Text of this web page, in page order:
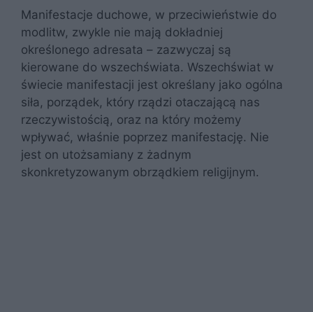
Manifestacje duchowe, w przeciwieństwie do
modlitw, zwykle nie mają dokładniej
określonego adresata – zazwyczaj są
kierowane do wszechświata. Wszechświat w
świecie manifestacji jest określany jako ogólna
siła, porządek, który rządzi otaczającą nas
rzeczywistością, oraz na który możemy
wpływać, właśnie poprzez manifestację. Nie
jest on utożsamiany z żadnym
skonkretyzowanym obrządkiem religijnym.